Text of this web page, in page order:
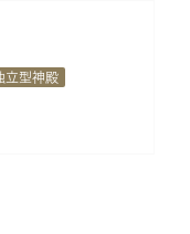
立型神殿